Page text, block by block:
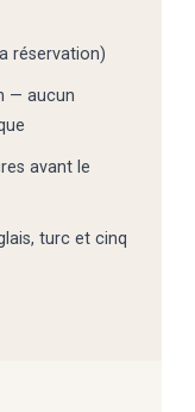
réservation)
— aucun
avant le
turc et cinq